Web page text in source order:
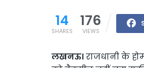
14
SHARES
176
VIEWS
लखनऊ। राजधानी के